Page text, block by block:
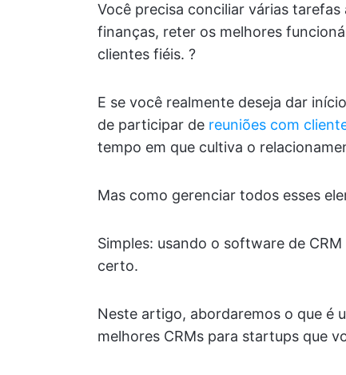
Você precisa conciliar várias
finanças, reter os melhores
clientes fiéis. ?
E se você realmente deseja dar
de participar de reuniões com
tempo em que cultiva o
Mas como gerenciar todos esses
Simples: usando o software de CRM
certo.
Neste artigo, abordaremos o que é
melhores CRMs para startups que